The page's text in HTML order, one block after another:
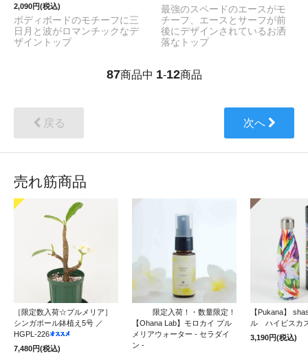
2,090円(税込)
ボディボードのモチーフに三
日月と波がロマンチックなデ
ザイントップ
最強のスペードのエースがモ
チーフ、エースとサーフが前
後にデザインされているお洒
落なトップ
87商品中 1-12商品
戻る 次へ
売れ筋商品
［限定数入荷☆プルメリア］
シンガポール鉢植え5号 ／
HGPL-226
7,480円(税込)
限定入荷！・数量限定！
【Ohana Lab】モロカイ プル
メリアウォーター - セラダイ
ン -
【Pukana】
ル ハイビスカ
3,190円(税込)